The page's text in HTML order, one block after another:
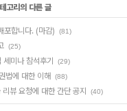
고리의 다른 글
포합니다. (마감) (81)
(25)
미나 참석후기 (29)
법에 대한 이해 (88)
뷰 요청에 대한 간단 공지 (40)